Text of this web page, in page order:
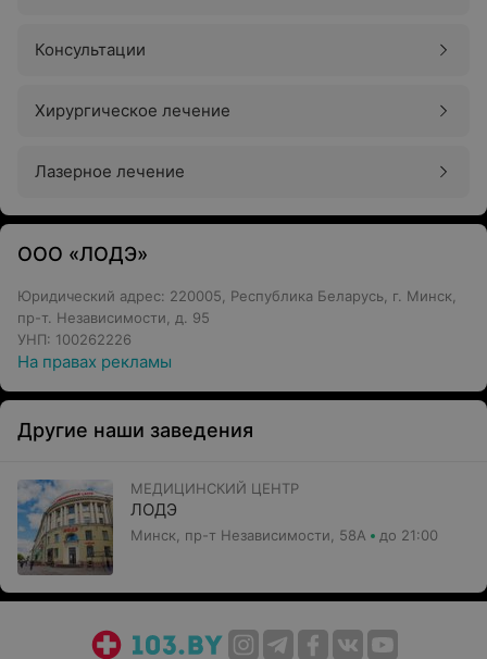
Консультации
Хирургическое лечение
Лазерное лечение
ООО «ЛОДЭ»
Юридический адрес: 220005, Республика Беларусь, г. Минск,
пр-т. Независимости, д. 95
УНП: 100262226
На правах рекламы
Другие наши заведения
МЕДИЦИНСКИЙ ЦЕНТР
ЛОДЭ
Минск, пр-т Независимости, 58А до 21:00